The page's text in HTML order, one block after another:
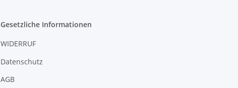
Gesetzliche Informationen
WIDERRUF
Datenschutz
AGB